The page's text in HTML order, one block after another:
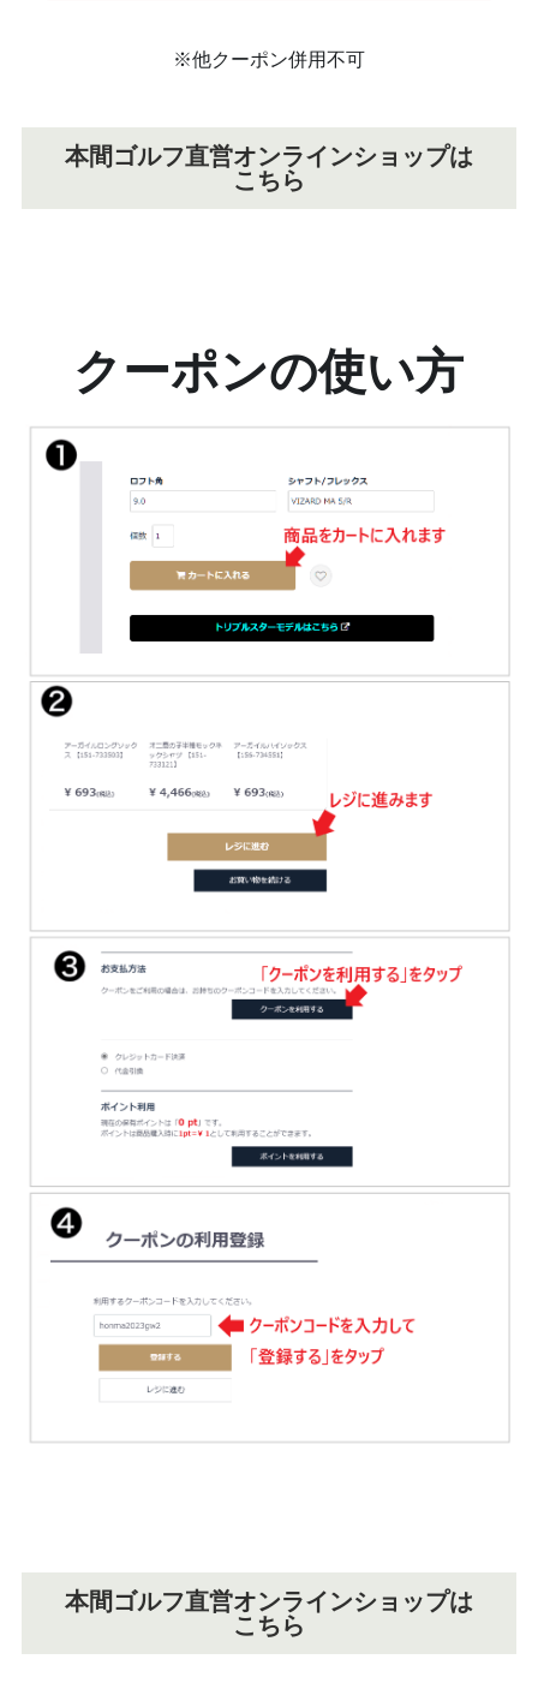
※他クーポン併用不可
本間ゴルフ直営オンラインショップは
こちら
クーポンの使い方
本間ゴルフ直営オンラインショップは
こちら